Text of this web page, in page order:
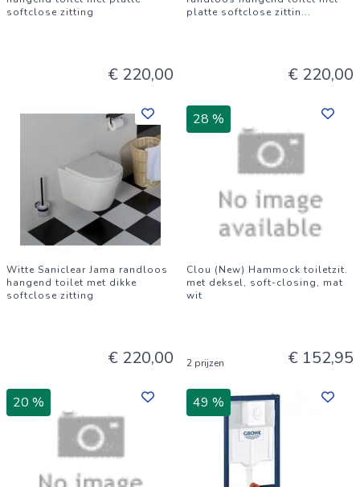
softclose zitting
€ 220,00
platte softclose zittin...
€ 220,00
Witte Saniclear Jama randloos
hangend toilet met dikke
softclose zitting
€ 220,00
28 %
Clou (New) Hammock toiletzit.
met deksel, soft-closing, mat
wit
2 prijzen € 152,95
20 % 49 %